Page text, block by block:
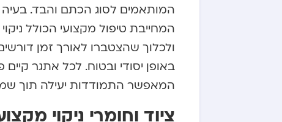
המותאמים לסוג הכתם והבד.
המחייבת טיפול מקצועי הכולל
ולכלוך שהצטברו לאורך זמן
באופן יסודי ובטוח. לכל אתגר קיים
המאפשר התמודדות יעילה תוך
ציוד וחומרי ניקוי